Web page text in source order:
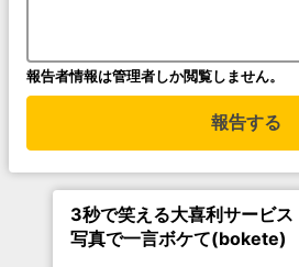
報告者情報は管理者しか閲覧しません。
報告する
3秒で笑える大喜利サービス
写真で一言ボケて(bokete)